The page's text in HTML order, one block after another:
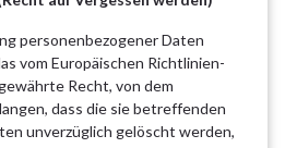
personenbezogener Daten
vom Europäischen Richtlinien-
Recht, von dem
dass die sie betreffenden
unverzüglich gelöscht werden,